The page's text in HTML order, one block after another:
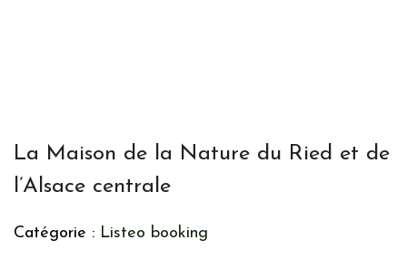
La Maison de la Nature du Ried et de
l’Alsace centrale
Catégorie : Listeo booking